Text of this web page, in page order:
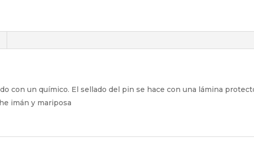
con un químico. El sellado del pin se hace con una lámina
imán y mariposa